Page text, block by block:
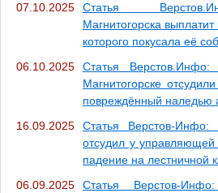
07.10.2025
Статья
Магнитогорска
которого покусала её
06.10.2025
Статья
Магнитогорске
повреждённый наледью
16.09.2025
Статья Верстов-Инфо:
отсудил у
падение на лестничной
06.09.2025
Статья Верстов-